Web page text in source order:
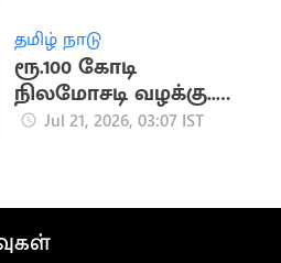
தமிழ் நாடு
ரூ.100 கோடி
நிலமோசடி வழக்கு..
எம்.ஆர்.விஜயபாசகர்
Jul 21, 2026, 03:07 IST